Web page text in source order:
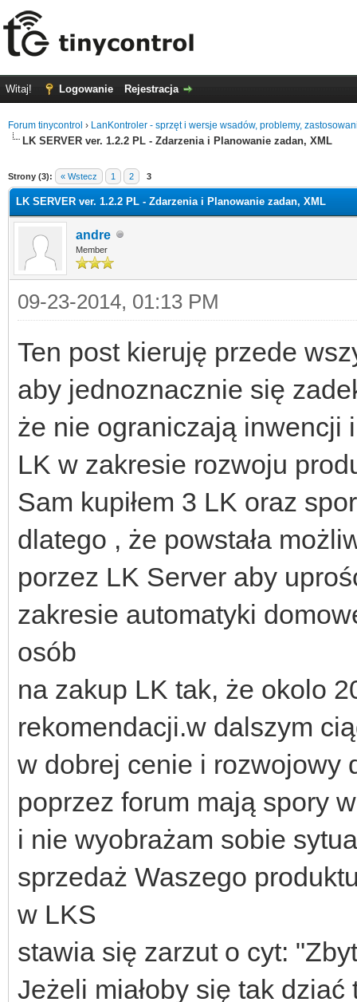
Witaj! Logowanie Rejestracja
Forum tinycontrol › LanKontroler - sprzęt i wersje wsadów, problemy,
LK SERVER ver. 1.2.2 PL - Zdarzenia i Planowanie zadan, XML
Strony (3): « Wstecz 1 2 3
LK SERVER ver. 1.2.2 PL - Zdarzenia i Planowanie zadan, XML
andre
Member
09-23-2014, 01:13 PM
Ten post kieruję przede
aby jednoznacznie się
że nie ograniczają inwencji
LK w zakresie rozwoju
Sam kupiłem 3 LK oraz
dlatego , że powstała
porzez LK Server aby
zakresie automatyki
osób
na zakup LK tak, że okolo
rekomendacji.w dalszym
w dobrej cenie i rozwojowy
poprzez forum mają spory
i nie wyobrażam sobie
sprzedaż Waszego
w LKS
stawia się zarzut o cyt:
Jeżeli miałoby się tak